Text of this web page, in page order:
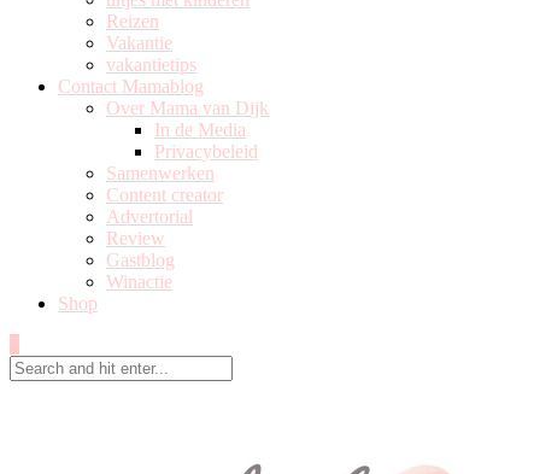
Reizen
Vakantie
vakantietips
Contact Mamablog
Over Mama van Dijk
In de Media
Privacybeleid
Samenwerken
Content creator
Advertorial
Review
Gastblog
Winactie
Shop